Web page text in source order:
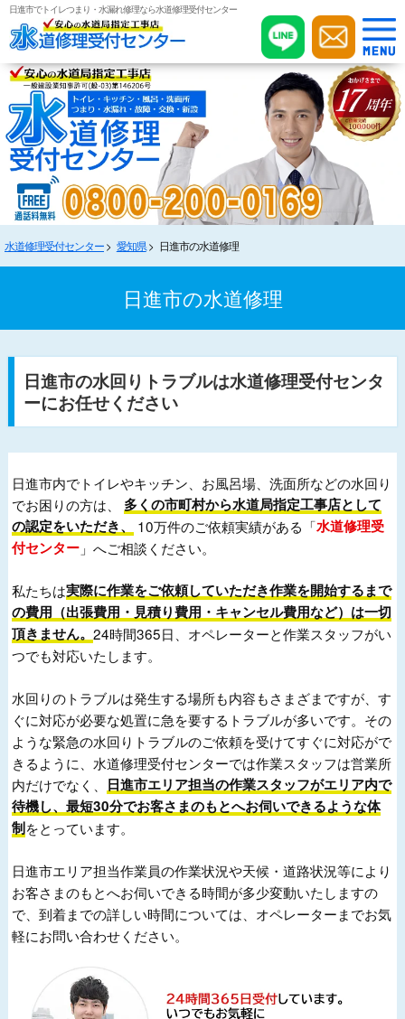
日進市でトイレつまり・水漏れ修理なら水道修理受付センター
水道修理受付センター 愛知県 日進市の水道修理
日進市の水道修理
日進市の水回りトラブルは水道修理受付センタ
ーにお任せください
日進市内でトイレやキッチン、お風呂場、洗面所などの水回り
でお困りの方は、 多くの市町村から水道局指定工事店として
の認定をいただき、
10万件のご依頼実績がある「水道修理受
付センター 」へご相談ください。
私たちは実際に作業をご依頼していただき作業を開始するまで
の費用（出張費用・見積り費用・キャンセル費用など）は一切
頂きません。24時間365日、オペレーターと作業スタッフがい
つでも対応いたします。
水回りのトラブルは発生する場所も内容もさまざまですが、す
ぐに対応が必要な処置に急を要するトラブルが多いです。その
ような緊急の水回りトラブルのご依頼を受けてすぐに対応がで
きるように、水道修理受付センターでは作業スタッフは営業所
内だけでなく、 日進市エリア担当の作業スタッフがエリア内で
待機し、最短30分でお客さまのもとへお伺いできるような体
制をとっています。
日進市エリア担当作業員の作業状況や天候・道路状況等により
お客さまのもとへお伺いできる時間が多少変動いたしますの
で、到着までの詳しい時間については、オペレーターまでお気
軽にお問い合わせください。